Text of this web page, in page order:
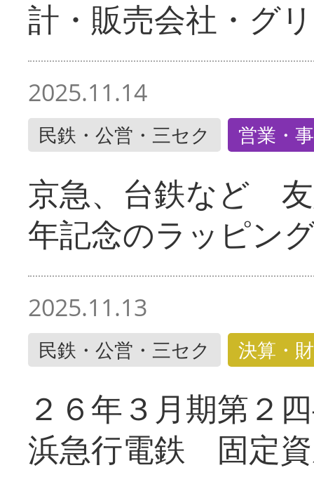
計・販売会社・グ
2025.11.14
民鉄・公営・三セク 営業・
京急、台鉄など
年記念のラッピン
2025.11.13
民鉄・公営・三セク 決算・
２６年３月期第２
浜急行電鉄 固定